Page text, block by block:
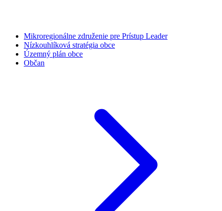
Mikroregionálne združenie pre Prístup Leader
Nízkouhlíková stratégia obce
Územný plán obce
Občan